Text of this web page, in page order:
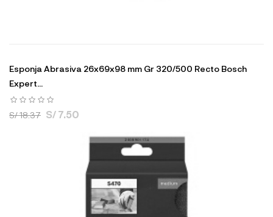
Esponja Abrasiva 26x69x98 mm Gr 320/500 Recto Bosch
Expert...
S/ 18.37 S/ 7.50